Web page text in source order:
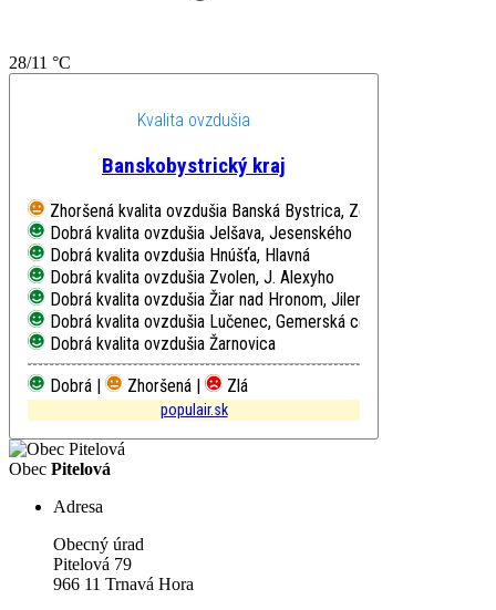
28/11 °C
Kvalita ovzdušia
Banskobystrický kraj
Zhoršená kvalita ovzdušia Banská Bystrica, Zelená
Dobrá kvalita ovzdušia Jelšava, Jesenského
Dobrá kvalita ovzdušia Hnúšťa, Hlavná
Dobrá kvalita ovzdušia Zvolen, J. Alexyho
Dobrá kvalita ovzdušia Žiar nad Hronom, Jilemnického
Dobrá kvalita ovzdušia Lučenec, Gemerská cesta
Dobrá kvalita ovzdušia Žarnovica
Dobrá |
Zhoršená | Zlá
populair.sk
Obec Pitelová
Adresa
Obecný úrad
Pitelová 79
966 11 Trnavá Hora